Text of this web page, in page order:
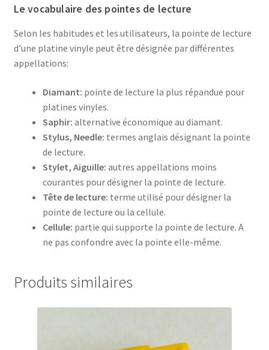
Le vocabulaire des pointes de lecture
Selon les habitudes et les utilisateurs, la pointe de lecture
d’une platine vinyle peut être désignée par différentes
appellations:
Diamant: pointe de lecture la plus répandue pour
platines vinyles.
Saphir: alternative économique au diamant.
Stylus, Needle: termes anglais désignant la pointe
de lecture.
Stylet, Aiguille: autres appellations moins
courantes pour désigner la pointe de lecture.
Tête de lecture: terme utilisé pour désigner la
pointe de lecture ou la cellule.
Cellule: partie qui supporte la pointe de lecture. A
ne pas confondre avec la pointe elle-même.
Produits similaires